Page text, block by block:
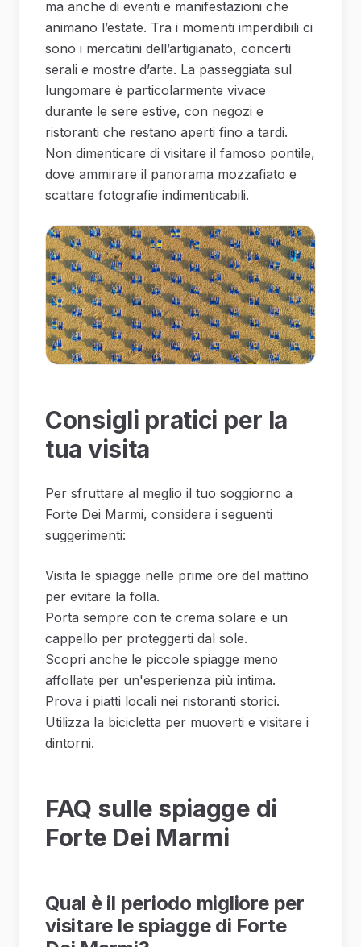
ma anche di eventi e manifestazioni che
animano l’estate. Tra i momenti imperdibili ci
sono i mercatini dell’artigianato, concerti
serali e mostre d’arte. La passeggiata sul
lungomare è particolarmente vivace
durante le sere estive, con negozi e
ristoranti che restano aperti fino a tardi.
Non dimenticare di visitare il famoso pontile,
dove ammirare il panorama mozzafiato e
scattare fotografie indimenticabili.
Consigli pratici per la
tua visita
Per sfruttare al meglio il tuo soggiorno a
Forte Dei Marmi, considera i seguenti
suggerimenti:
Visita le spiagge nelle prime ore del mattino
per evitare la folla.
Porta sempre con te crema solare e un
cappello per proteggerti dal sole.
Scopri anche le piccole spiagge meno
affollate per un'esperienza più intima.
Prova i piatti locali nei ristoranti storici.
Utilizza la bicicletta per muoverti e visitare i
dintorni.
FAQ sulle spiagge di
Forte Dei Marmi
Qual è il periodo migliore per
visitare le spiagge di Forte